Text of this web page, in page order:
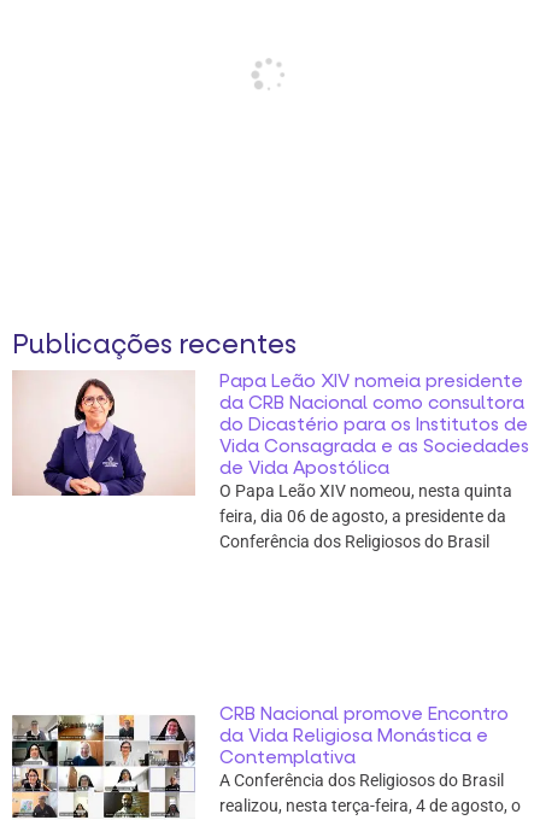
Publicações recentes
Papa Leão XIV nomeia presidente
da CRB Nacional como consultora
do Dicastério para os Institutos de
Vida Consagrada e as Sociedades
de Vida Apostólica
O Papa Leão XIV nomeou, nesta quinta
feira, dia 06 de agosto, a presidente da
Conferência dos Religiosos do Brasil
CRB Nacional promove Encontro
da Vida Religiosa Monástica e
Contemplativa
A Conferência dos Religiosos do Brasil
realizou, nesta terça-feira, 4 de agosto, o